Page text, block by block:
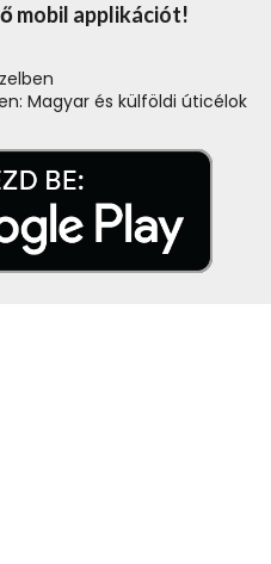
mobil applikációt!
Magyar és külföldi úticélok